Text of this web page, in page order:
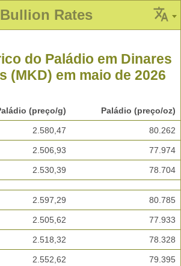
Bullion Rates
do Paládio em Dinares
(MKD) em maio de 2026
(preço/g) Paládio (preço/oz)
2.580,47 80.262
2.506,93 77.974
2.530,39 78.704
2.597,29 80.785
2.505,62 77.933
2.518,32 78.328
2.552,62 79.395